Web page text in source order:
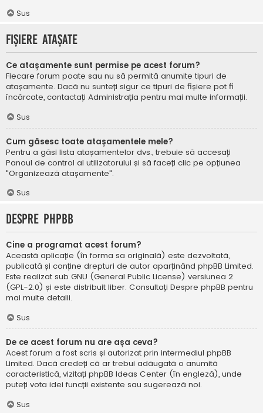
Sus
Fișiere atașate
Ce atașamente sunt permise pe acest forum?
Fiecare forum poate sau nu să permită anumite tipuri de
atașamente. Dacă nu sunteți sigur ce tipuri de fișiere pot fi
încărcate, contactați Administrația pentru mai multe informații.
Sus
Cum găsesc toate atașamentele mele?
Pentru a găsi lista atașamentelor dvs., trebuie să accesați
Panoul de control al utilizatorului și să faceți clic pe opțiunea
"Organizează atașamente".
Sus
Despre phpBB
Cine a programat acest forum?
Această aplicație (în forma sa originală) este dezvoltată,
publicată și conține drepturi de autor aparținând phpBB Limited.
Este realizat sub GNU (General Public License) versiunea 2
(GPL-2.0) și este distribuit liber. Consultați Despre phpBB pentru
mai multe detalii.
Sus
De ce acest forum nu are așa ceva?
Acest forum a fost scris și autorizat prin intermediul phpBB
Limited. Dacă credeți că ar trebui adăugată o anumită
caracteristică, vizitați phpBB Ideas Center (în engleză), unde
puteți vota idei funcții existente sau sugerează noi.
Sus